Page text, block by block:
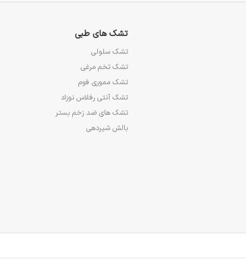
تشک های طبی
تشک سلولی
تشک تخم مرغی
تشک مموری فوم
تشک آنتی رفلاس نوزاد
تشک های ضد زخم بستر
بالش شیردهی